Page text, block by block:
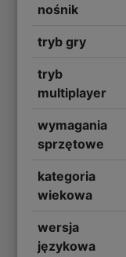
nośnik
tryb gry
tryb
multiplayer
wymagania
sprzętowe
kategoria
wiekowa
wersja
językowa